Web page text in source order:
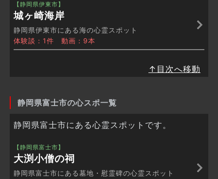
【静岡県伊東市】
城ヶ崎海岸
静岡県伊東市にある海の心霊スポット
体験談：1件 動画：9本
↑目次へ移動
静岡県富士市の心スポ一覧
静岡県富士市にある心霊スポットです。
【静岡県富士市】
大渕小僧の祠
静岡県富士市にある墓地・慰霊碑の心霊スポット